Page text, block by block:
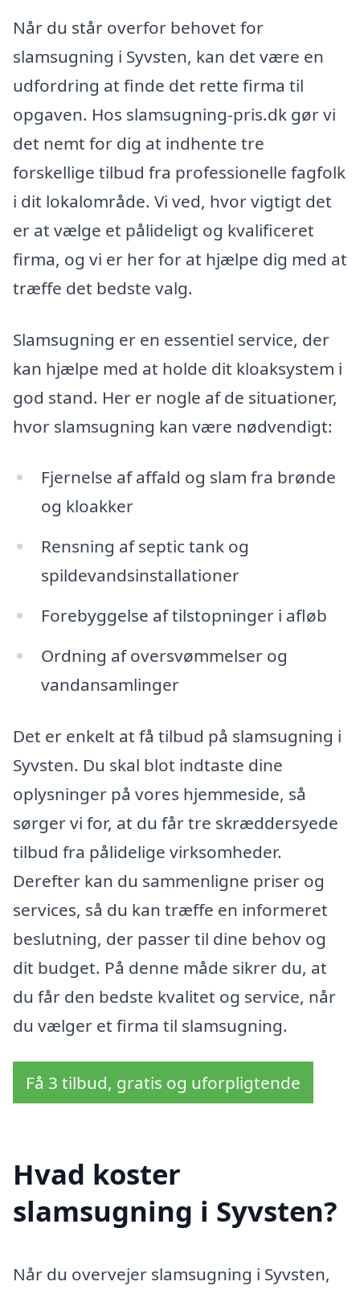
Når du står overfor behovet for
slamsugning i Syvsten, kan det være en
udfordring at finde det rette firma til
opgaven. Hos slamsugning-pris.dk gør vi
det nemt for dig at indhente tre
forskellige tilbud fra professionelle fagfolk
i dit lokalområde. Vi ved, hvor vigtigt det
er at vælge et pålideligt og kvalificeret
firma, og vi er her for at hjælpe dig med at
træffe det bedste valg.
Slamsugning er en essentiel service, der
kan hjælpe med at holde dit kloaksystem i
god stand. Her er nogle af de situationer,
hvor slamsugning kan være nødvendigt:
Fjernelse af affald og slam fra brønde
og kloakker
Rensning af septic tank og
spildevandsinstallationer
Forebyggelse af tilstopninger i afløb
Ordning af oversvømmelser og
vandansamlinger
Det er enkelt at få tilbud på slamsugning i
Syvsten. Du skal blot indtaste dine
oplysninger på vores hjemmeside, så
sørger vi for, at du får tre skræddersyede
tilbud fra pålidelige virksomheder.
Derefter kan du sammenligne priser og
services, så du kan træffe en informeret
beslutning, der passer til dine behov og
dit budget. På denne måde sikrer du, at
du får den bedste kvalitet og service, når
du vælger et firma til slamsugning.
Få 3 tilbud, gratis og uforpligtende
Hvad koster
slamsugning i Syvsten?
Når du overvejer slamsugning i Syvsten,